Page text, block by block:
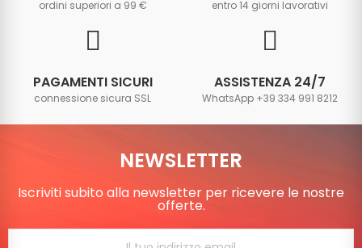
ordini superiori a 99 € entro 14 giorni lavorativi
PAGAMENTI SICURI
connessione sicura SSL
ASSISTENZA 24/7
WhatsApp +39 334 991 8212
NEWSLETTER
Iscriviti subito alla newsletter per ricevere le nostre
offerte.